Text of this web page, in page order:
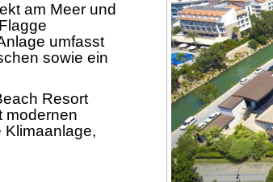
am Meer und
umfasst
sowie ein
Resort
modernen
Klimaanlage,